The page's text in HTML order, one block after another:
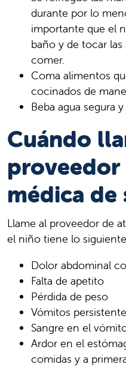
durante por lo
importante que el
baño y de tocar
comer.
Coma alimentos
cocinados de
Beba agua segura
Cuándo
médica de
Llame al proveedor de
el niño tiene lo
Dolor abdominal
Falta de apetito
Pérdida de peso
Vómitos
Sangre en el
Ardor en el
comidas y a